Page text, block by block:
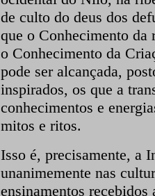
de culto do deus dos
que o Conhecimento da
o Conhecimento da
pode ser alcançada,
inspirados, os que a
conhecimentos e
mitos e ritos.
Isso é, precisamente, a
unanimemente nas
ensinamentos